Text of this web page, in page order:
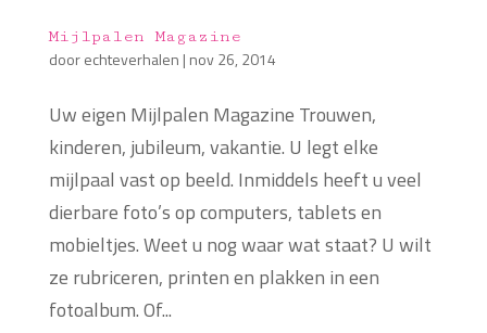
Mijlpalen Magazine
doorechteverhalen | nov 26, 2014
Uw eigen Mijlpalen Magazine Trouwen,
kinderen, jubileum, vakantie. U legt elke
mijlpaal vast op beeld. Inmiddels heeft u veel
dierbare foto’s op computers, tablets en
mobieltjes. Weet u nog waar wat staat? U wilt
ze rubriceren, printen en plakken in een
fotoalbum. Of...